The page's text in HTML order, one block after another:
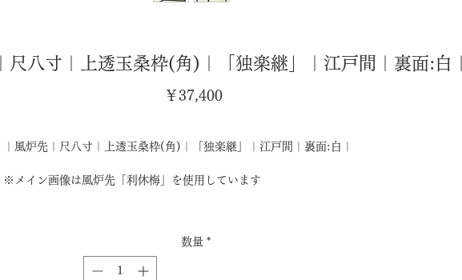
尺八寸｜上透玉桑枠(角)｜「独楽継」｜江戸間｜裏面:白｜
￥37,400価
｜風炉先｜尺八寸｜上透玉桑枠(角)｜「独楽継」｜江戸間｜裏面:白｜
※メイン画像は風炉先「利休梅」を使用しています
数量 *